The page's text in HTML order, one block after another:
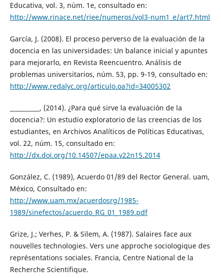
Educativa, vol. 3, núm. 1e, consultado en:
http://www.rinace.net/riee/numeros/vol3-num1_e/art7.html
García, J. (2008). El proceso perverso de la evaluación de la
docencia en las universidades: Un balance inicial y apuntes
para mejorarlo, en Revista Reencuentro. Análisis de
problemas universitarios, núm. 53, pp. 9-19, consultado en:
http://www.redalyc.org/articulo.oa?id=34005302
__________, (2014). ¿Para qué sirve la evaluación de la
docencia?: Un estudio exploratorio de las creencias de los
estudiantes, en Archivos Analíticos de Políticas Educativas,
vol. 22, núm. 15, consultado en:
http://dx.doi.org/10.14507/epaa.v22n15.2014
González, C. (1989), Acuerdo 01/89 del Rector General. uam,
México, Consultado en:
http://www.uam.mx/acuerdosrg/1985-
1989/sinefectos/acuerdo_RG_01_1989.pdf
Grize, J.; Verhes, P. & Silem, A. (1987). Salaires face aux
nouvelles technologies. Vers une approche sociologique des
représentations sociales. Francia, Centre National de la
Recherche Scientifique.